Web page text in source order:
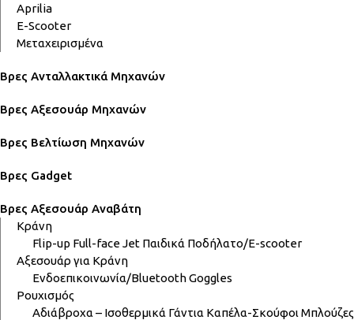
Aprilia
E-Scooter
Μεταχειρισμένα
Βρες Ανταλλακτικά Μηχανών
Βρες Αξεσουάρ Μηχανών
Βρες Βελτίωση Μηχανών
Βρες Gadget
Βρες Αξεσουάρ Αναβάτη
Κράνη
Flip-up Full-faceJet Παιδικά Ποδήλατο/E-scooter
Αξεσουάρ για Κράνη
Ενδοεπικοινωνία/BluetoothGoggles
Ρουχισμός
Αδιάβροχα – Ισοθερμικά Γάντια Καπέλα-Σκούφοι Μπλούζες